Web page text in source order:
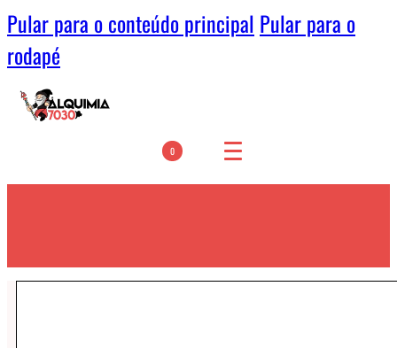
Pular para o conteúdo principal Pular para o
rodapé
0